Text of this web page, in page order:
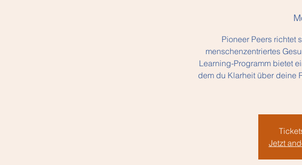
Pioneer Peers richtet
menschenzentriertes
Learning-Programm bietet
dem du Klarheit über deine
Jetzt